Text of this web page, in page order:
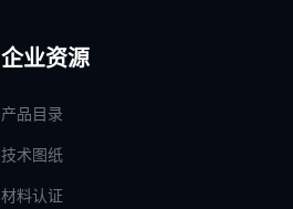
企业资源
产品目录
技术图纸
材料认证